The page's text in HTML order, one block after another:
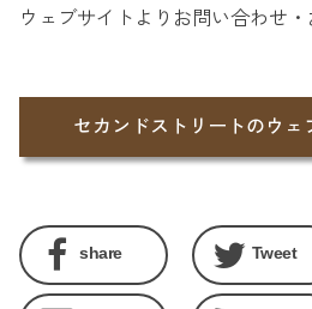
ウェブサイトよりお問い合わせ・
セカンドストリートのウェ
share Tweet